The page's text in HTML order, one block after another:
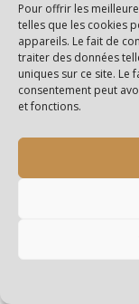
Pour offrir les
telles que les cookies
appareils. Le fait de
traiter des données
uniques sur ce site. Le
consentement peut
et fonctions.